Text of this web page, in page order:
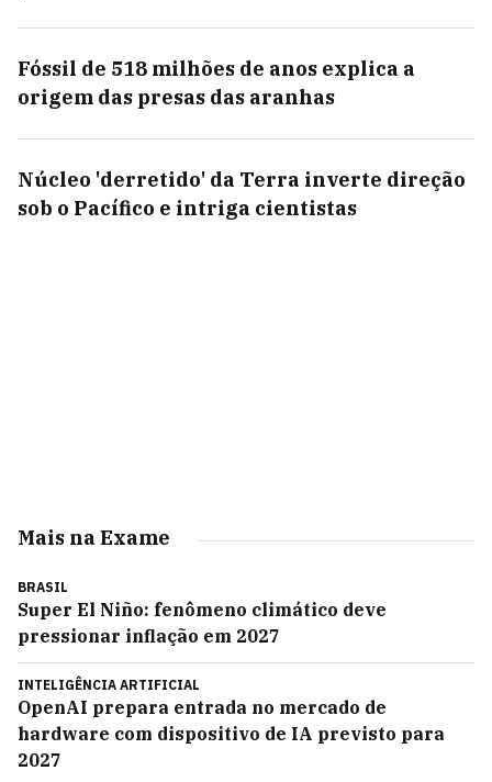
Fóssil de 518 milhões de anos explica a
origem das presas das aranhas
Núcleo 'derretido' da Terra inverte direção
sob o Pacífico e intriga cientistas
Mais na Exame
BRASIL
Super El Niño: fenômeno climático deve
pressionar inflação em 2027
INTELIGÊNCIA ARTIFICIAL
OpenAI prepara entrada no mercado de
hardware com dispositivo de IA previsto para
2027